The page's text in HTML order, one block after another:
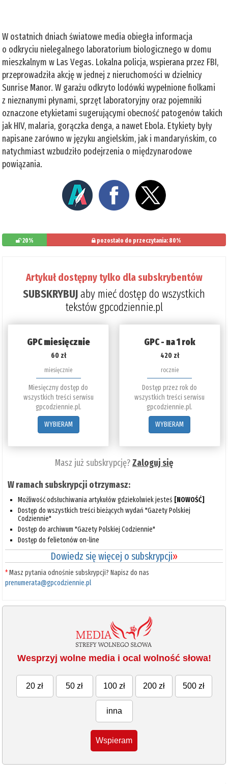
W ostatnich dniach światowe media obiegła informacja
o odkryciu nielegalnego laboratorium biologicznego w domu
mieszkalnym w Las Vegas. Lokalna policja, wspierana przez FBI,
przeprowadziła akcję w jednej z nieruchomości w dzielnicy
Sunrise Manor. W garażu odkryto lodówki wypełnione fiolkami
z nieznanymi płynami, sprzęt laboratoryjny oraz pojemniki
oznaczone etykietami sugerującymi obecność patogenów takich
jak HIV, malaria, gorączka denga, a nawet Ebola. Etykiety były
napisane zarówno w języku angielskim, jak i mandaryńskim, co
natychmiast wzbudziło podejrzenia o międzynarodowe
powiązania.
20% pozostało do przeczytania: 80%
Artykuł dostępny tylko dla subskrybentów
SUBSKRYBUJaby mieć dostęp do wszystkich
tekstów gpcodziennie.pl
GPC miesięcznie
60 zł
miesięcznie
Miesięczny dostęp do
wszystkich treści serwisu
gpcodziennie.pl.
WYBIERAM
GPC - na 1 rok
420 zł
rocznie
Dostęp przez rok do
wszystkich treści serwisu
gpcodziennie.pl.
WYBIERAM
Masz już subskrypcję?Zaloguj się
W ramach subskrypcji otrzymasz:
Możliwość odsłuchiwania artykułów gdziekolwiek jesteś [NOWOŚĆ]
Dostęp do wszystkich treści bieżących wydań "Gazety Polskiej
Codziennie"
Dostęp do archiwum "Gazety Polskiej Codziennie"
Dostęp do felietonów on-line
Dowiedz się więcej o subskrypcji»
*Masz pytania odnośnie subskrypcji? Napisz do nas
prenumerata@gpcodziennie.pl
Wesprzyj wolne media i ocal wolność słowa!
20 zł 50 zł 100 zł 200 zł 500 zł
inna
Wspieram